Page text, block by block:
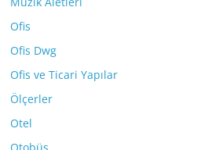
Ofis
Ofis Dwg
Ofis ve Ticari Yapılar
Ölçerler
Otel
Otobüs